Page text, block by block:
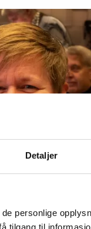
Detaljer
de personlige
tilgang til